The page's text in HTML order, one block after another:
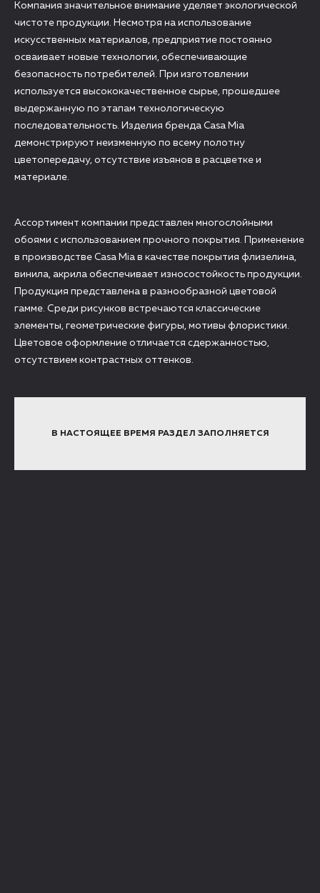
Компания значительное внимание уделяет экологической
чистоте продукции. Несмотря на использование
искусственных материалов, предприятие постоянно
осваивает новые технологии, обеспечивающие
безопасность потребителей. При изготовлении
используется высококачественное сырье, прошедшее
выдержанную по этапам технологическую
последовательность. Изделия бренда Casa Mia
демонстрируют неизменную по всему полотну
цветопередачу, отсутствие изъянов в расцветке и
материале.
Ассортимент компании представлен многослойными
обоями с использованием прочного покрытия. Применение
в производстве Casa Mia в качестве покрытия флизелина,
винила, акрила обеспечивает износостойкость продукции.
Продукция представлена в разнообразной цветовой
гамме. Среди рисунков встречаются классические
элементы, геометрические фигуры, мотивы флористики.
Цветовое оформление отличается сдержанностью,
отсутствием контрастных оттенков.
В НАСТОЯЩЕЕ ВРЕМЯ РАЗДЕЛ ЗАПОЛНЯЕТСЯ